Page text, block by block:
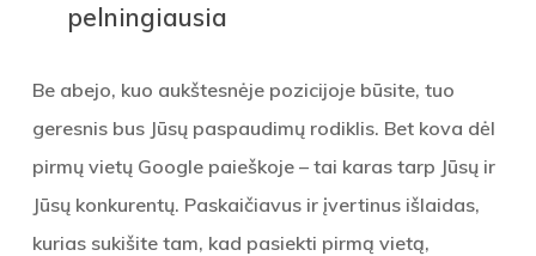
pelningiausia
Be abejo, kuo aukštesnėje pozicijoje būsite, tuo
geresnis bus Jūsų paspaudimų rodiklis. Bet kova dėl
pirmų vietų Google paieškoje – tai karas tarp Jūsų ir
Jūsų konkurentų. Paskaičiavus ir įvertinus išlaidas,
kurias sukišite tam, kad pasiekti pirmą vietą,